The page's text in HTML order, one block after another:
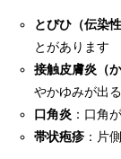
とびひ（伝染
とがあります
接触皮膚炎（か
やかゆみが出
口角炎 ：口角
帯状疱疹 ：片